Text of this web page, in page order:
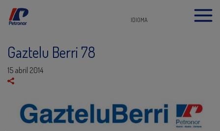
IDIOMA
Gaztelu Berri 78
15 abril 2014